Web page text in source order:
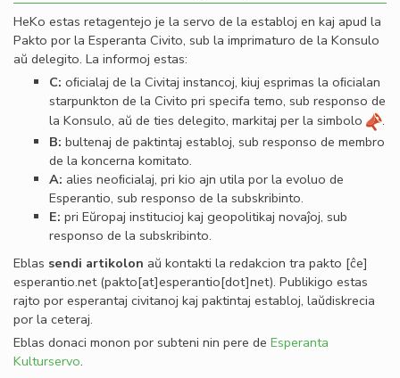
HeKo estas retagentejo je la servo de la establoj en kaj apud la
Pakto por la Esperanta Civito, sub la imprimaturo de la Konsulo
aŭ delegito. La informoj estas:
C: oﬁcialaj de la Civitaj instancoj, kiuj esprimas la oﬁcialan
starpunkton de la Civito pri specifa temo, sub responso de
la Konsulo, aŭ de ties delegito, markitaj per la simbolo
.
B: bultenaj de paktintaj establoj, sub responso de membro
de la koncerna komitato.
A: alies neoﬁcialaj, pri kio ajn utila por la evoluo de
Esperantio, sub responso de la subskribinto.
E: pri Eŭropaj institucioj kaj geopolitikaj novaĵoj, sub
responso de la subskribinto.
Eblas sendi artikolon aŭ kontakti la redakcion tra pakto [ĉe]
esperantio.net(pakto[at]esperantio[dot]net). Publikigo estas
rajto por esperantaj civitanoj kaj paktintaj establoj, laŭdiskrecia
por la ceteraj.
Eblas donaci monon por subteni nin pere de Esperanta
Kulturservo.